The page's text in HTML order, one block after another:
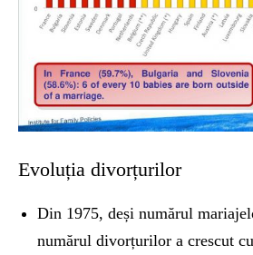
Evoluția divorțurilor
Din 1975, deși numărul
numărul divorțurilor a crescut